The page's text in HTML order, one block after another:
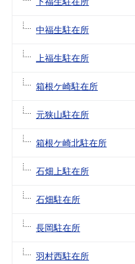
中福生駐在所
上福生駐在所
箱根ケ崎駐在所
元狭山駐在所
箱根ケ崎北駐在所
石畑上駐在所
石畑駐在所
長岡駐在所
羽村西駐在所